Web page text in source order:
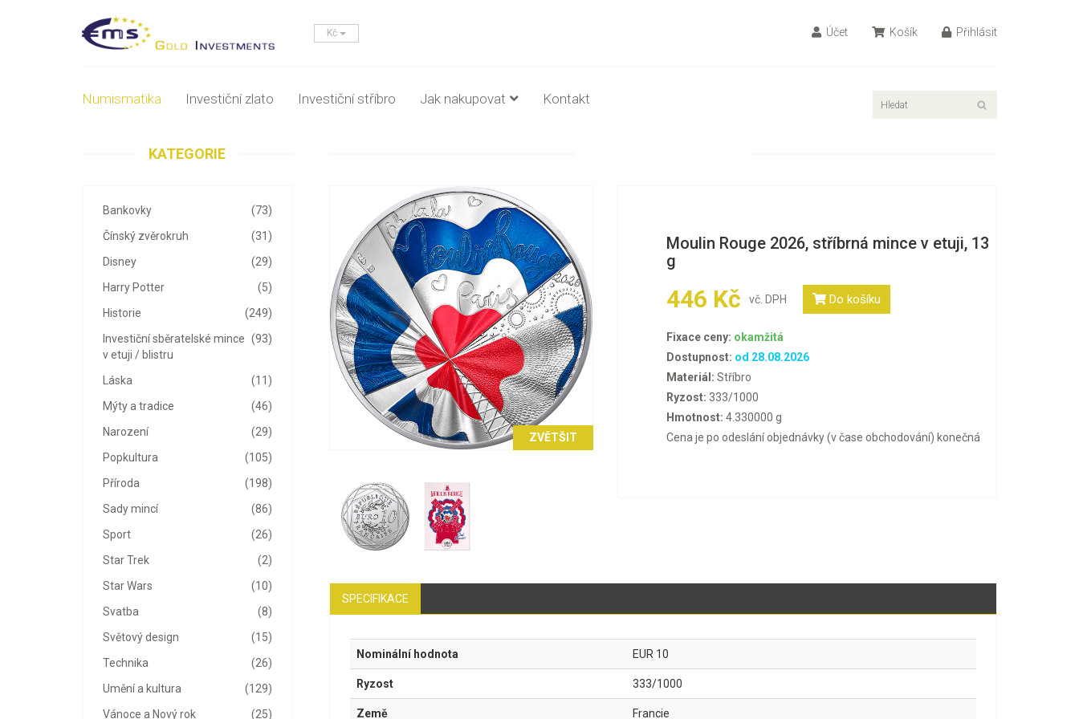
Kč Účet Košík Přihlásit
Numismatika Investiční zlato Investiční stříbro Jak nakupovat Kontakt
KATEGORIE
(73)
Bankovky
(31)
Čínský zvěrokruh
(29)
Disney
(5)
Harry Potter
(249)
Historie
(93)
Investiční sběratelské mince
v etuji / blistru
(11)
Láska
(46)
Mýty a tradice
(29)
Narození
(105)
Popkultura
(198)
Příroda
(86)
Sady mincí
(26)
Sport
(2)
Star Trek
(10)
Star Wars
(8)
Svatba
(15)
Světový design
(26)
Technika
(129)
Umění a kultura
(25)
Vánoce a Nový rok
ZVĚTŠIT
Moulin Rouge 2026, stříbrná mince v etuji, 13
g
446 Kč vč. DPH Do košíku
Fixace ceny: okamžitá
Dostupnost: od 28.08.2026
Materiál: Stříbro
Ryzost: 333/1000
Hmotnost: 4.330000 g
Cena je po odeslání objednávky (v čase obchodování) konečná
SPECIFIKACE
Nominální hodnota EUR 10
Ryzost 333/1000
Země Francie